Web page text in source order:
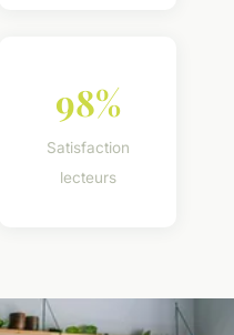
98%
Satisfaction
lecteurs